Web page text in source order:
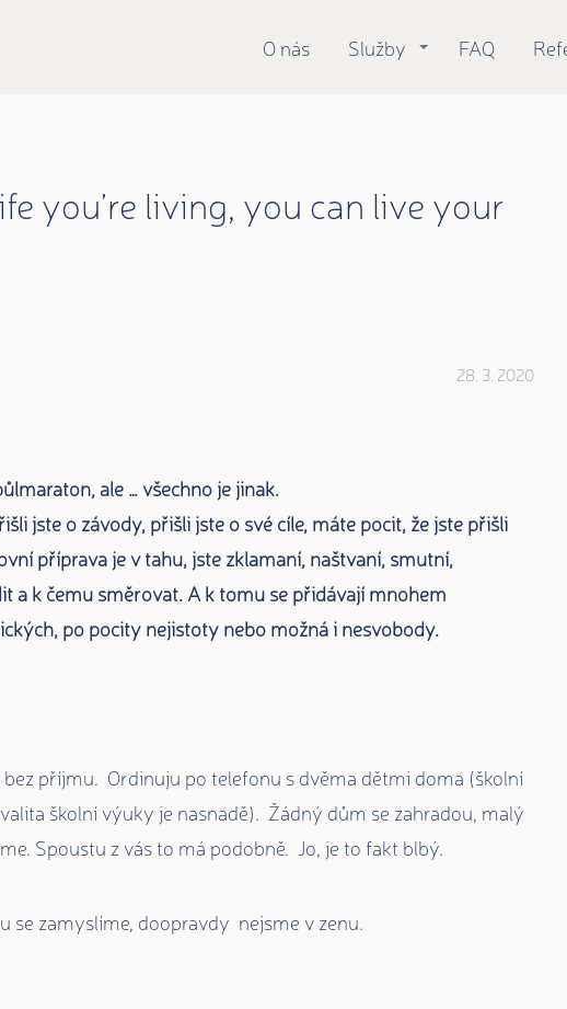
O nás Služby FAQ
you’re living, you can live your
28. 3. 2020
ale … všechno je jinak.
jste o závody, přišli jste o své cíle, máte pocit, že jste přišli
příprava je v tahu, jste zklamaní, naštvaní, smutní,
a k čemu směrovat. A k tomu se přidávají mnohem
po pocity nejistoty nebo možná i nesvobody.
příjmu. Ordinuju po telefonu s dvěma dětmi doma (školní
školní výuky je nasnadě). Žádný dům se zahradou, malý
Spoustu z vás to má podobně. Jo, je to fakt blbý.
se zamyslíme, doopravdy nejsme v zenu.